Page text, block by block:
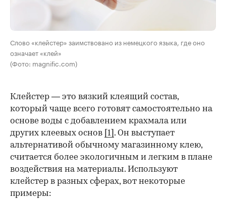
Слово «клейстер» заимствовано из немецкого языка, где оно
означает «клей»
(Фото: magnific.com)
00:00 / 00:00
Клейстер — это вязкий клеящий состав,
который чаще всего готовят самостоятельно на
основе воды с добавлением крахмала или
других клеевых основ [1] . Он выступает
альтернативой обычному магазинному клею,
считается более экологичным и легким в плане
воздействия на материалы. Используют
клейстер в разных сферах, вот некоторые
примеры: